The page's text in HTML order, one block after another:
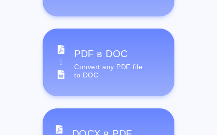
PDF в DOC
Convert any PDF file
to DOC